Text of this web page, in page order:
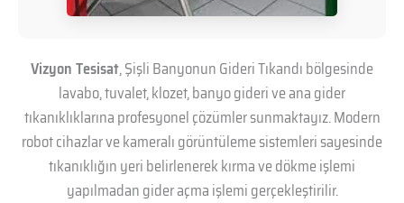
Vizyon Tesisat, Şişli Banyonun Gideri Tıkandı bölgesinde
lavabo, tuvalet, klozet, banyo gideri ve ana gider
tıkanıklıklarına profesyonel çözümler sunmaktayız. Modern
robot cihazlar ve kameralı görüntüleme sistemleri sayesinde
tıkanıklığın yeri belirlenerek kırma ve dökme işlemi
yapılmadan gider açma işlemi gerçekleştirilir.